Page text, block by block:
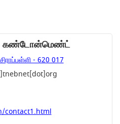
கண்டோன்மெண்ட்
- 620 017
contact1.html